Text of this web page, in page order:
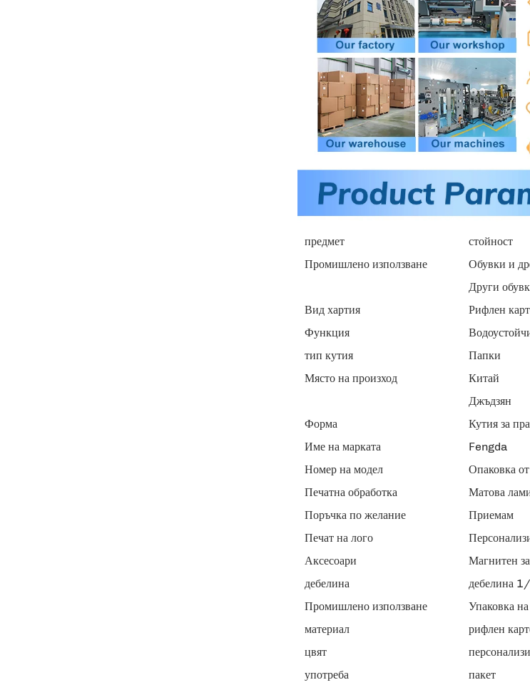
предмет
стойност
Промишлено използване
Обувки и
Други
Вид хартия
Рифлен
Функция
тип кутия
Папки
Място на произход
Китай
Джъдзян
Форма
Кутия за
Име на марката
Fengda
Номер на модел
Опаковка
Печатна обработка
Матова
Поръчка по желание
Приемам
Печат на лого
Аксесоари
Магнитен
дебелина
Промишлено използване
Упаковка
материал
рифлен
цвят
употреба
пакет